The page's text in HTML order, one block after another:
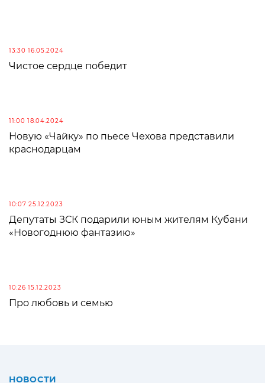
13:30 16.05.2024
Чистое сердце победит
11:00 18.04.2024
Новую «Чайку» по пьесе Чехова представили
краснодарцам
10:07 25.12.2023
Депутаты ЗСК подарили юным жителям Кубани
«Новогоднюю фантазию»
10:26 15.12.2023
Про любовь и семью
НОВОСТИ